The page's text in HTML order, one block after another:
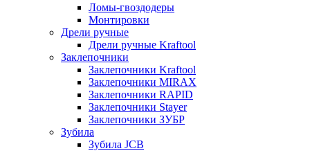
Ломы-гвоздодеры
Монтировки
Дрели ручные
Дрели ручные Kraftool
Заклепочники
Заклепочники Kraftool
Заклепочники MIRAX
Заклепочники RAPID
Заклепочники Stayer
Заклепочники ЗУБР
Зубила
Зубила JCB